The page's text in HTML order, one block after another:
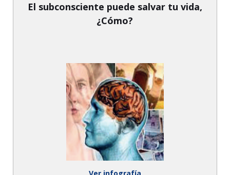
El subconsciente puede salvar tu vida,
¿Cómo?